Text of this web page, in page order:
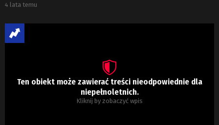
4 lata temu
Ten obiekt może zawierać treści nieodpowiednie dla
niepełnoletnich.
Kliknij by zobaczyć wpis